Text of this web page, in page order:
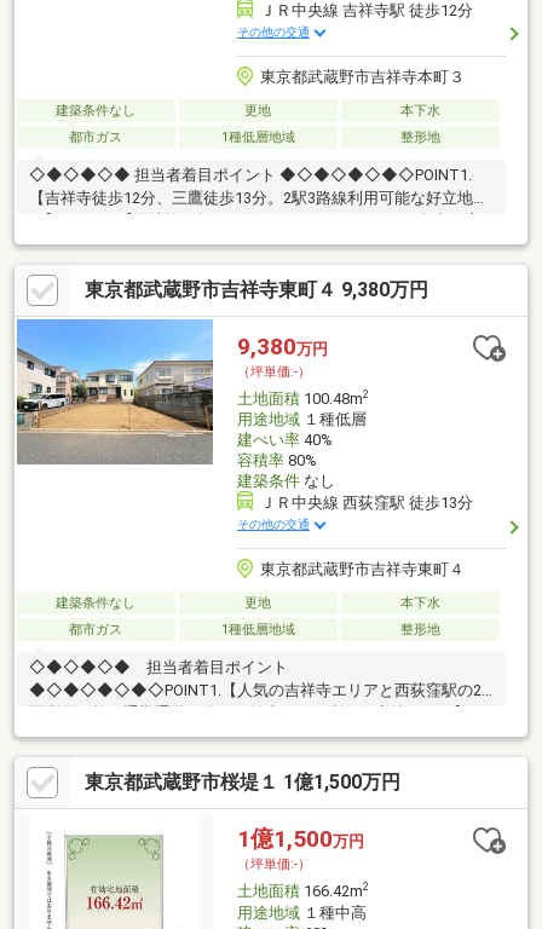
ＪＲ中央線 吉祥寺駅 徒歩12分
その他の交通
東京都武蔵野市吉祥寺本町３
建築条件なし 更地
本下水
都市ガス
1種低層地域 整形地
◇◆◇◆◇◆ 担当者着目ポイント ◆◇◆◇◆◇◆◇POINT1.
【吉祥寺徒歩12分、三鷹徒歩13分。2駅3路線利用可能な好立地で
づくりが可能です】POINT3.【西と東の公道に接する両面道路。
通風や開放感に優れた整形地です】POINT4.【井之頭小へ約
150m。第一種低層エリアの落ち着いた住環境です】
◇◆◇◆◇◆◇◆◇◆◇◆◇◆◇◆◇◆◇◆◇◆◇◆◇♪お問
合せは【0120-981-940】♪
東京都武蔵野市吉祥寺東町４ 9,380万円
9,380万円
（坪単価:-）
土地面積100.48m2
用途地域１種低層
建ぺい率40%
容積率80%
建築条件なし
ＪＲ中央線 西荻窪駅 徒歩13分
その他の交通
東京都武蔵野市吉祥寺東町４
建築条件なし 更地
本下水
都市ガス
1種低層地域 整形地
◇◆◇◆◇◆ 担当者着目ポイント
◆◇◆◇◆◇◆◇POINT1.【人気の吉祥寺エリアと西荻窪駅の2
POINT2.【土地面積100㎡超のゆとりある敷地！南側4m道路に面
しており、陽光あふれる明るい住まいです。】POINT3.【第一種
低層住居専用地域の閑静な住宅街！落ち着いた住環境で、家族の
笑顔があふれる暮らしを。】POINT4.【省令準耐火構造や24H換気
システム、高断熱浴槽など、毎日の暮らしを支える充実の設備が
魅力。】
◇◆◇◆◇◆◇◆◇◆◇◆◇◆◇◆◇◆◇◆◇◆◇◆◇♪お問
合せは【0120-981-940】♪
東京都武蔵野市桜堤１ 1億1,500万円
1億1,500万円
（坪単価:-）
土地面積166.42m2
用途地域１種中高